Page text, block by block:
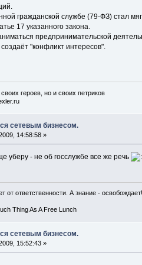
гражданской службе (79-ФЗ) стал
17 указанного закона.
предпринимательской
"конфликт интересов".
героев, но и своих петриков
сетевым бизнесом.
14:58:58 »
уберу - не об госслужбе все же речь
от ответственности. А знание - освобождает!
Thing As A Free Lunch
сетевым бизнесом.
15:52:43 »